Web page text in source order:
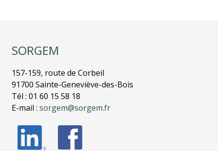
SORGEM
157-159, route de Corbeil
91700 Sainte-Geneviève-des-Bois
Tél : 01 60 15 58 18
E-mail : sorgem@sorgem.fr